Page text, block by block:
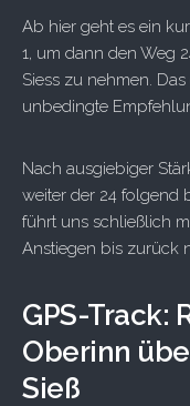
Ab hier geht es ein
1, um dann den Weg
Siess zu nehmen.
unbedingte
Nach ausgiebiger
weiter der 24 folgend
führt uns schließlich
Anstiegen bis zurück
GPS-Track:
Oberinn
Sieß